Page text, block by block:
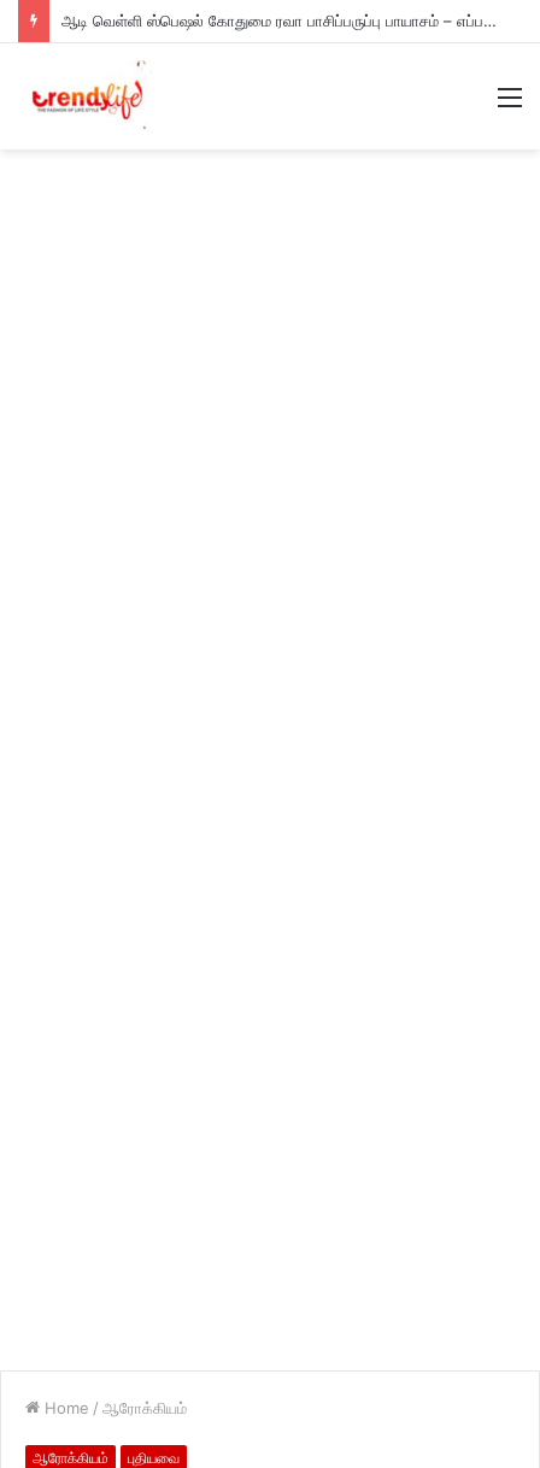
ஆடி வெள்ளி ஸ்பெஷல் கோதுமை ரவா பாசிப்பருப்பு பாயாசம் – எப்படி செய்யணும் தெரியுமா?
Home / ஆரோக்கியம்
ஆரோக்கியம் புதியவை